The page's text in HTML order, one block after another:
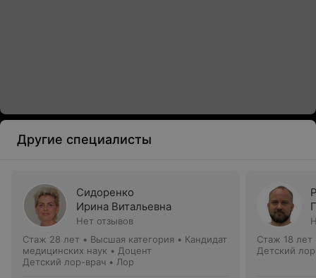
Другие специалисты
Сидоренко
Ирина Витальевна
Нет отзывов
Стаж 28 лет • Высшая категория • Кандидат
медицинских наук • Доцент
Детский лор-врач • Лор
Стаж 18 лет
Детский